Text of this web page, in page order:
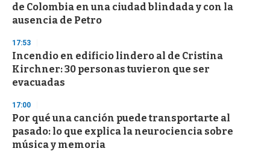
de Colombia en una ciudad blindada y con la
ausencia de Petro
17:53
Incendio en edificio lindero al de Cristina
Kirchner: 30 personas tuvieron que ser
evacuadas
17:00
Por qué una canción puede transportarte al
pasado: lo que explica la neurociencia sobre
música y memoria